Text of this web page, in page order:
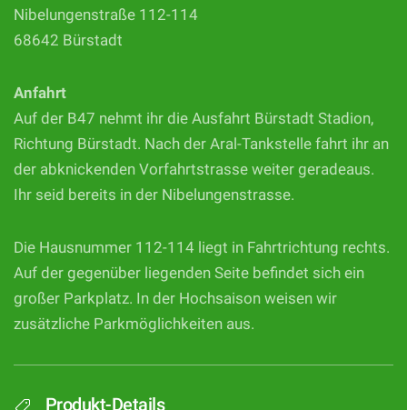
Nibelungenstraße 112-114
68642 Bürstadt
Anfahrt
Auf der B47 nehmt ihr die Ausfahrt Bürstadt Stadion,
Richtung Bürstadt. Nach der Aral-Tankstelle fahrt ihr an
der abknickenden Vorfahrtstrasse weiter geradeaus.
Ihr seid bereits in der Nibelungenstrasse.
Die Hausnummer 112-114 liegt in Fahrtrichtung rechts.
Auf der gegenüber liegenden Seite befindet sich ein
großer Parkplatz. In der Hochsaison weisen wir
zusätzliche Parkmöglichkeiten aus.
Produkt-Details